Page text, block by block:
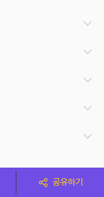
공유하기